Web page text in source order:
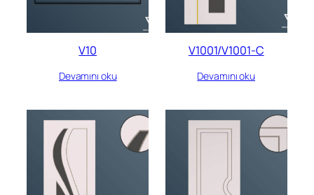
V10
Devamını oku
V1001/V1001-C
Devamını oku